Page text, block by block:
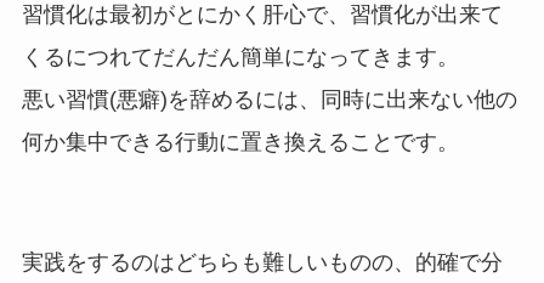
習慣化は最初がとにかく肝心で、習慣化が出来て
くるにつれてだんだん簡単になってきます。
悪い習慣(悪癖)を辞めるには、同時に出来ない他の
何か集中できる行動に置き換えることです。
実践をするのはどちらも難しいものの、的確で分